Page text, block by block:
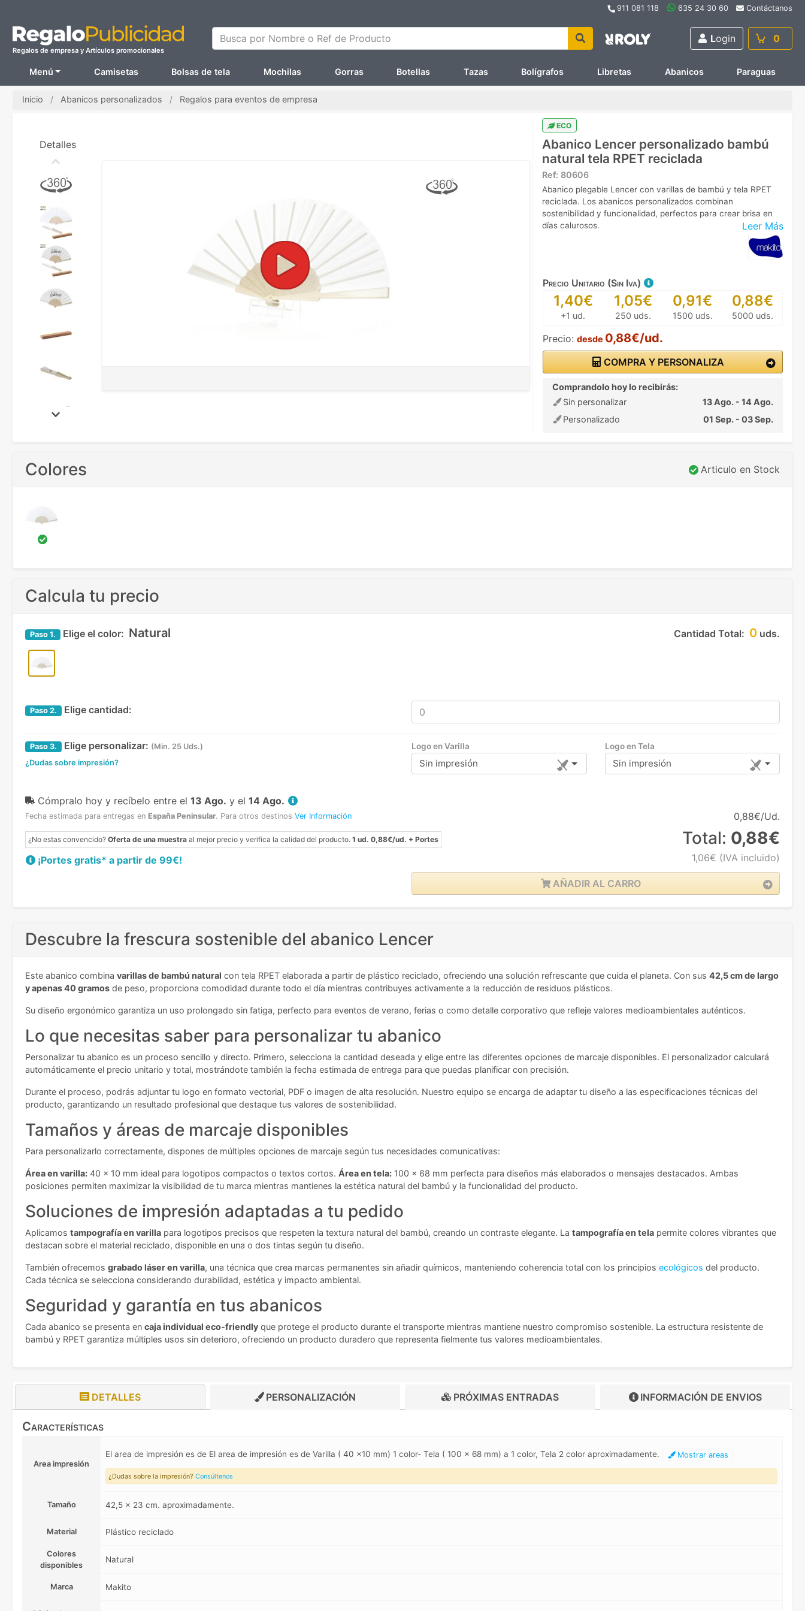
911 081 118 635 24 30 60 Contáctanos
Regalos de empresa y Artículos promocionales
Busca por Nombre o Ref de Producto Login 0
Menú Camisetas Bolsas de tela Mochilas Gorras Botellas Tazas Bolígrafos Libretas Abanicos Paraguas
Inicio Abanicos personalizados Regalos para eventos de empresa
ECO
Abanico Lencer personalizado bambú
natural tela RPET reciclada
Ref: 80606
Leer Más
Abanico plegable Lencer con varillas de bambú y tela RPET
reciclada. Los abanicos personalizados combinan
sostenibilidad y funcionalidad, perfectos para crear brisa en
días calurosos.
Precio Unitario (Sin Iva)
1,40€
+1 ud.
1,05€
250 uds.
0,91€
1500 uds.
0,88€
5000 uds.
Precio: desde 0,88€/ud.
COMPRA Y PERSONALIZA
Comprandolo hoy lo recibirás:
Sin personalizar
13 Ago. - 14 Ago.
Personalizado
01 Sep. - 03 Sep.
Detalles
Colores Articulo en Stock
Calcula tu precio
Cantidad Total: 0 uds.
Paso 1. Elige el color: Natural
Paso 2. Elige cantidad:
Paso 3. Elige personalizar: (Min. 25 Uds.)
¿Dudas sobre impresión?
Logo en Varilla
Sin impresión
Logo en Tela
Sin impresión
Cómpralo hoy y recíbelo entre el 13 Ago. y el 14 Ago.
Fecha estimada para entregas en España Peninsular. Para otros destinos Ver Información
¿No estas convencido? Oferta de una muestra al mejor precio y verifica la calidad del producto. 1 ud. 0,88€/ud. + Portes
¡Portes gratis* a partir de 99€!
0,88€/Ud.
Total: 0,88€
1,06€ (IVA incluido)
AÑADIR AL CARRO
Descubre la frescura sostenible del abanico Lencer
Este abanico combina varillas de bambú natural con tela RPET elaborada a partir de plástico reciclado, ofreciendo una solución refrescante que cuida el planeta. Con sus 42,5 cm de largo
y apenas 40 gramos de peso, proporciona comodidad durante todo el día mientras contribuyes activamente a la reducción de residuos plásticos.
Su diseño ergonómico garantiza un uso prolongado sin fatiga, perfecto para eventos de verano, ferias o como detalle corporativo que refleje valores medioambientales auténticos.
Lo que necesitas saber para personalizar tu abanico
Personalizar tu abanico es un proceso sencillo y directo. Primero, selecciona la cantidad deseada y elige entre las diferentes opciones de marcaje disponibles. El personalizador calculará
automáticamente el precio unitario y total, mostrándote también la fecha estimada de entrega para que puedas planificar con precisión.
Durante el proceso, podrás adjuntar tu logo en formato vectorial, PDF o imagen de alta resolución. Nuestro equipo se encarga de adaptar tu diseño a las especificaciones técnicas del
producto, garantizando un resultado profesional que destaque tus valores de sostenibilidad.
Tamaños y áreas de marcaje disponibles
Para personalizarlo correctamente, dispones de múltiples opciones de marcaje según tus necesidades comunicativas:
Área en varilla: 40 x 10 mm ideal para logotipos compactos o textos cortos. Área en tela: 100 x 68 mm perfecta para diseños más elaborados o mensajes destacados. Ambas
posiciones permiten maximizar la visibilidad de tu marca mientras mantienes la estética natural del bambú y la funcionalidad del producto.
Soluciones de impresión adaptadas a tu pedido
Aplicamos tampografía en varilla para logotipos precisos que respeten la textura natural del bambú, creando un contraste elegante. La tampografía en tela permite colores vibrantes que
destacan sobre el material reciclado, disponible en una o dos tintas según tu diseño.
También ofrecemos grabado láser en varilla, una técnica que crea marcas permanentes sin añadir químicos, manteniendo coherencia total con los principios ecológicos del producto.
Cada técnica se selecciona considerando durabilidad, estética y impacto ambiental.
Seguridad y garantía en tus abanicos
Cada abanico se presenta en caja individual eco-friendly que protege el producto durante el transporte mientras mantiene nuestro compromiso sostenible. La estructura resistente de
bambú y RPET garantiza múltiples usos sin deterioro, ofreciendo un producto duradero que representa fielmente tus valores medioambientales.
DETALLES PERSONALIZACIÓN PRÓXIMAS ENTRADAS INFORMACIÓN DE ENVIOS
Características
Area impresión
El area de impresión es de El area de impresión es de Varilla ( 40 x10 mm) 1 color- Tela ( 100 x 68 mm) a 1 color, Tela 2 color aproximadamente. Mostrar areas
¿Dudas sobre la impresión? Consúltenos
Tamaño 42,5 x 23 cm. aproximadamente.
Material Plástico reciclado
Colores
disponibles
Natural
Marca Makito